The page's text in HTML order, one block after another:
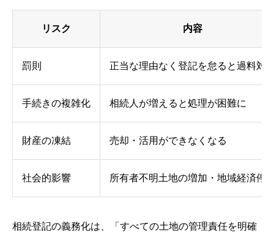
リスク 内容
罰則 正当な理由なく登記を怠ると過料対
手続きの複雑化 相続人が増えると処理が困難に
財産の凍結 売却・活用ができなくなる
社会的影響 所有者不明土地の増加・地域経済停
相続登記の義務化は、「すべての土地の管理責任を明確